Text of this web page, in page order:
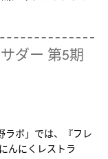
ダー 第5期
ボ」では、『フレ
んにくレストラ